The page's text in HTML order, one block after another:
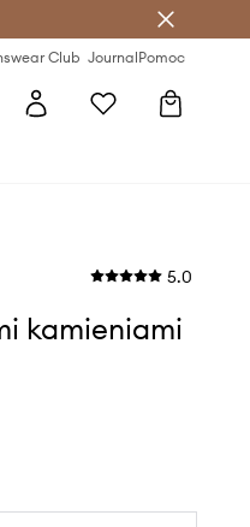
Club JournalPomoc
5.0
kamieniami